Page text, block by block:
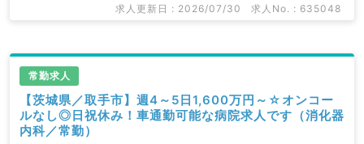
求人更新日 : 2026/07/30 求人No. : 635048
常勤求人
【茨城県／取手市】週4～5日1,600万円～☆オンコー
ルなし◎日祝休み！車通勤可能な病院求人です（消化器
内科／常勤）